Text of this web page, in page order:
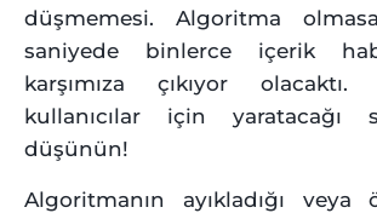
düşmemesi. Algoritma
saniyede binlerce içerik
karşımıza çıkıyor
kullanıcılar için yaratacağı
düşünün!
Algoritmanın ayıkladığı veya